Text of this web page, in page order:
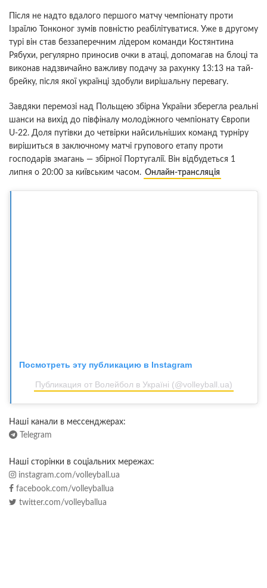
Після не надто вдалого першого матчу чемпіонату проти
Ізраїлю Тонконог зумів повністю реабілітуватися. Уже в другому
турі він став беззаперечним лідером команди Костянтина
Рябухи, регулярно приносив очки в атаці, допомагав на блоці та
виконав надзвичайно важливу подачу за рахунку 13:13 на тай-
брейку, після якої українці здобули вирішальну перевагу.
Завдяки перемозі над Польщею збірна України зберегла реальні
шанси на вихід до півфіналу молодіжного чемпіонату Європи
U-22. Доля путівки до четвірки найсильніших команд турніру
вирішиться в заключному матчі групового етапу проти
господарів змагань — збірної Португалії. Він відбудеться 1
липня о 20:00 за київським часом. Онлайн-трансляція
Посмотреть эту публикацию в Instagram
Публикация от Волейбол в Україні (@volleyball.ua)
Наші канали в мессенджерах:
Telegram
Наші сторінки в соціальних мережах:
instagram.com/volleyball.ua
facebook.com/volleyballua
twitter.com/volleyballua